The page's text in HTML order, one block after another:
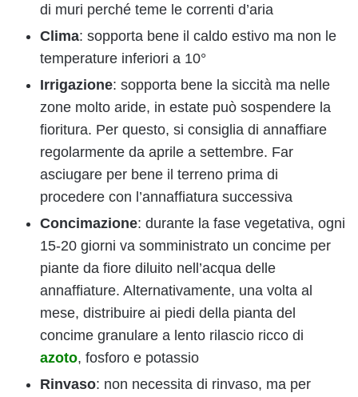
di muri perché teme le correnti d’aria
Clima: sopporta bene il caldo estivo ma non le
temperature inferiori a 10°
Irrigazione: sopporta bene la siccità ma nelle
zone molto aride, in estate può sospendere la
fioritura. Per questo, si consiglia di annaffiare
regolarmente da aprile a settembre. Far
asciugare per bene il terreno prima di
procedere con l’annaffiatura successiva
Concimazione: durante la fase vegetativa, ogni
15-20 giorni va somministrato un concime per
piante da fiore diluito nell’acqua delle
annaffiature. Alternativamente, una volta al
mese, distribuire ai piedi della pianta del
concime granulare a lento rilascio ricco di
azoto, fosforo e potassio
Rinvaso: non necessita di rinvaso, ma per